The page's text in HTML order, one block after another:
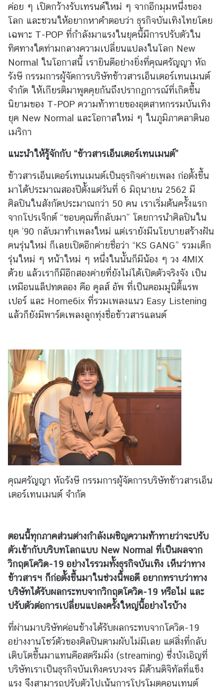
ม
สั
ม
พั
น
ธ์
วิ
ภ
า
คี
ข่
า
ว
ใ
น
ภู
มิ
ภ
ค
บ
ว
า
ม
ที่
น่
า
ส
น
ใ
D
c
o
v
e
r
L
a
t
i
A
m
e
r
ค่อย ๆ เปิดกว้างรับเทรนด์ใหม่ ๆ จากอีกมุมหนึ่งของ
โลก และชวนให้อยากหาคำตอบว่า ธุรกิจบันเทิงไทยโดย
เฉพาะ T-POP ที่กำลังมาแรงในยุคนี้มีการปรับตัวใน
ทิศทางใดท่ามกลางความเปลี่ยนแปลงในโลก New
Normal ในโอกาสนี้ เรายินดีอย่างยิ่งที่คุณศรัญญา หัถ
รังษี กรรมการผู้จัดการบริษัทข้าวสารเอ็นเตอร์เทนเมนต์
จำกัด ให้เกียรติมาพูดคุยกันถึงปรากฏการณ์ที่เกิดขึ้น
นิยามของ T-POP ความท้าทายของอุตสาหกรรมบันเทิง
ยุค New Normal และโอกาสใหม่ ๆ ในภูมิภาคลาตินอ
เมริกา
แนะนำให้รู้จักกับ “ข้าวสารเอ็นเตอร์เทนเมนต์”
ข้าวสารเอ็นเตอร์เทนเมนต์เป็นธุรกิจค่ายเพลง ก่อตั้งขึ้น
มาได้ประมาณสองปีตั้งแต่วันที่ 6 มิถุนายน 2562 มี
ศิลปินในสังกัดประมาณกว่า 50 คน เราเริ่มต้นครั้งแรก
จากโปรเจ็กต์ “ขอบคุณที่กลับมา” โดยการนำศิลปินใน
ยุค ’90 กลับมาทำเพลงใหม่ แต่เรายังมีนโยบายสร้างฝัน
คนรุ่นใหม่ ก็เลยเปิดอีกค่ายชื่อว่า “KS GANG” รวมเด็ก
รุ่นใหม่ ๆ หน้าใหม่ ๆ หนึ่งในนั้นก็มีน้อง ๆ วง 4MIX
ด้วย แล้วเราก็มีอีกสองค่ายที่ยังไม่ได้เปิดตัวจริงจัง เป็น
เหมือนแล็ปทดลอง คือ คูลส์ อัพ ที่เป็นคอมมูนิตี้แรพ
เปอร์ และ Home6ix ที่รวมเพลงแนว Easy Listening
แล้วก็ยังมีพาร์ตเพลงลูกทุ่งชื่อข้าวสารแลนด์
คุณศรัญญา หัถรังษี กรรมการผู้จัดการบริษัทข้าวสารเอ็น
เตอร์เทนเมนต์ จำกัด
ตอนนี้ทุกภาคส่วนต่างกำลังเผชิญความท้าทายว่าจะปรับ
ตัวเข้ากับบริบทโลกแบบ New Normal ที่เป็นผลจาก
วิกฤตโควิด-19 อย่างไรรวมทั้งธุรกิจบันเทิง เห็นว่าทาง
ข้าวสารฯ ก็ก่อตั้งขึ้นมาในช่วงนี้พอดี อยากทราบว่าทาง
บริษัทได้รับผลกระทบจากวิกฤตโควิด-19 หรือไม่ และ
ปรับตัวต่อการเปลี่ยนแปลงครั้งใหญ่นี้อย่างไรบ้าง
ที่ผ่านมาบริษัทค่อนข้างได้รับผลกระทบจากโควิด-19
อย่างงานโชว์ตัวของศิลปินตามผับไม่มีเลย แต่สิ่งที่กลับ
เติบโตขึ้นมาแทนคือสตรีมมิ่ง (streaming) ซึ่งบังเอิญที่
บริษัทเราเป็นธุรกิจบันเทิงครบวงจร มีด้านดิจิทัลที่แข็ง
แรง จึงสามารถปรับตัวไปเน้นการโปรโมตคอนเทนต์